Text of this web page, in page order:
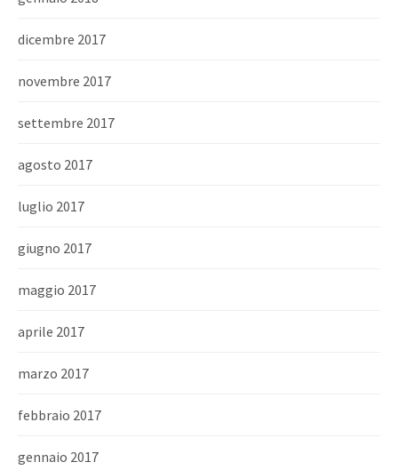
dicembre 2017
novembre 2017
settembre 2017
agosto 2017
luglio 2017
giugno 2017
maggio 2017
aprile 2017
marzo 2017
febbraio 2017
gennaio 2017